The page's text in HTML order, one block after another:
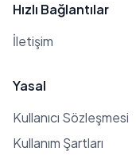
Hızlı Bağlantılar
İletişim
Yasal
Kullanıcı Sözleşmesi
Kullanım Şartları